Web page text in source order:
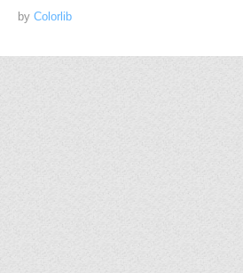
by Colorlib